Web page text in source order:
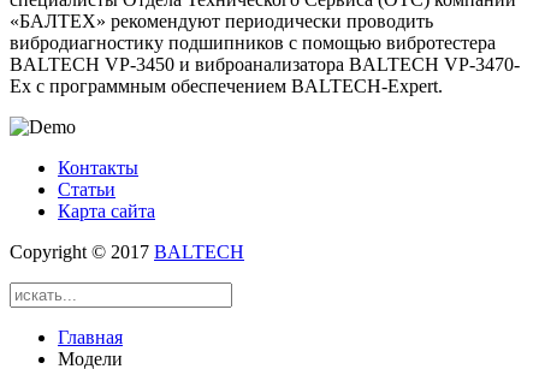
«БАЛТЕХ» рекомендуют периодически проводить
вибродиагностику подшипников с помощью вибротестера
BALTECH VP-3450 и виброанализатора BALTECH VP-3470-
Ex с программным обеспечением BALTECH-Expert.
Контакты
Статьи
Карта сайта
Copyright © 2017 BALTECH
Главная
Модели